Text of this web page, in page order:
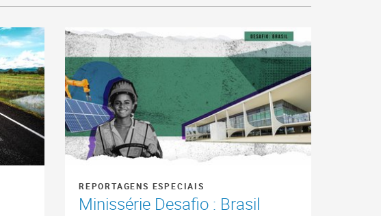
REPORTAGENS ESPECIAIS
Minissérie Desafio : Brasil